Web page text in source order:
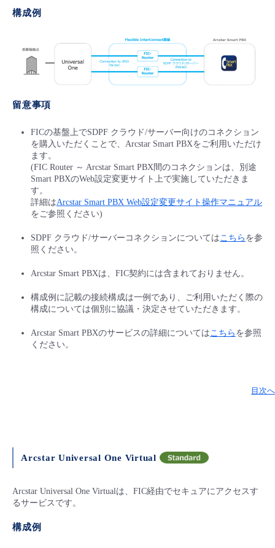
構成例
留意事項
FICの基盤上でSDPF クラウド/サーバー向けのコネクション
を購入いただくことで、Arcstar Smart PBXをご利用いただけ
ます。
(FIC Router ～ Arcstar Smart PBX間のコネクションは、別途
Smart PBXのWeb設定変更サイト上で実施していただきま
す。
詳細はArcstar Smart PBX Web設定変更サイト操作マニュアル
をご参照ください)
SDPF クラウド/サーバーコネクションについてはこちら を参
照ください。
Arcstar Smart PBXは、FIC契約には含まれておりません。
構成例に記載の接続構成は一例であり、ご利用いただく際の
構成については個別に協議・決定させていただきます。
Arcstar Smart PBXのサービスの詳細についてはこちら を参照
ください。
目次へ
Arcstar Universal One Virtual
Arcstar Universal One Virtualは、FIC経由でセキュアにアクセスす
るサービスです。
構成例